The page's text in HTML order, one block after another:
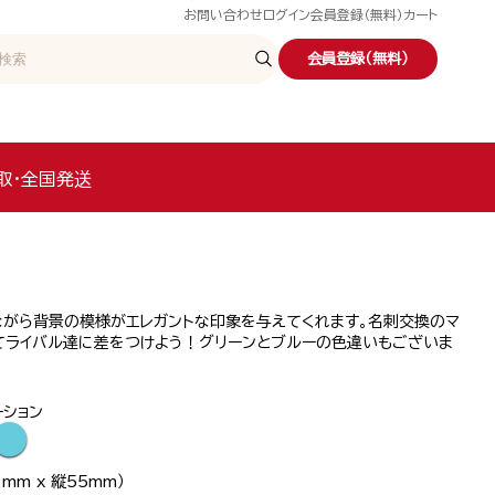
お問い合わせ ログイン会員登録（無料） カート
会員登録（無料）
・全国発送
ら背景の模様がエレガントな印象を与えてくれます。名刺交換のマ
イバル達に差をつけよう！グリーンとブルーの色違いもございま
ョン
x 縦55mm）